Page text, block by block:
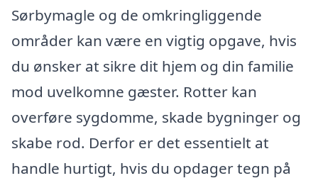
Sørbymagle og de omkringliggende
områder kan være en vigtig opgave, hvis
du ønsker at sikre dit hjem og din familie
mod uvelkomne gæster. Rotter kan
overføre sygdomme, skade bygninger og
skabe rod. Derfor er det essentielt at
handle hurtigt, hvis du opdager tegn på